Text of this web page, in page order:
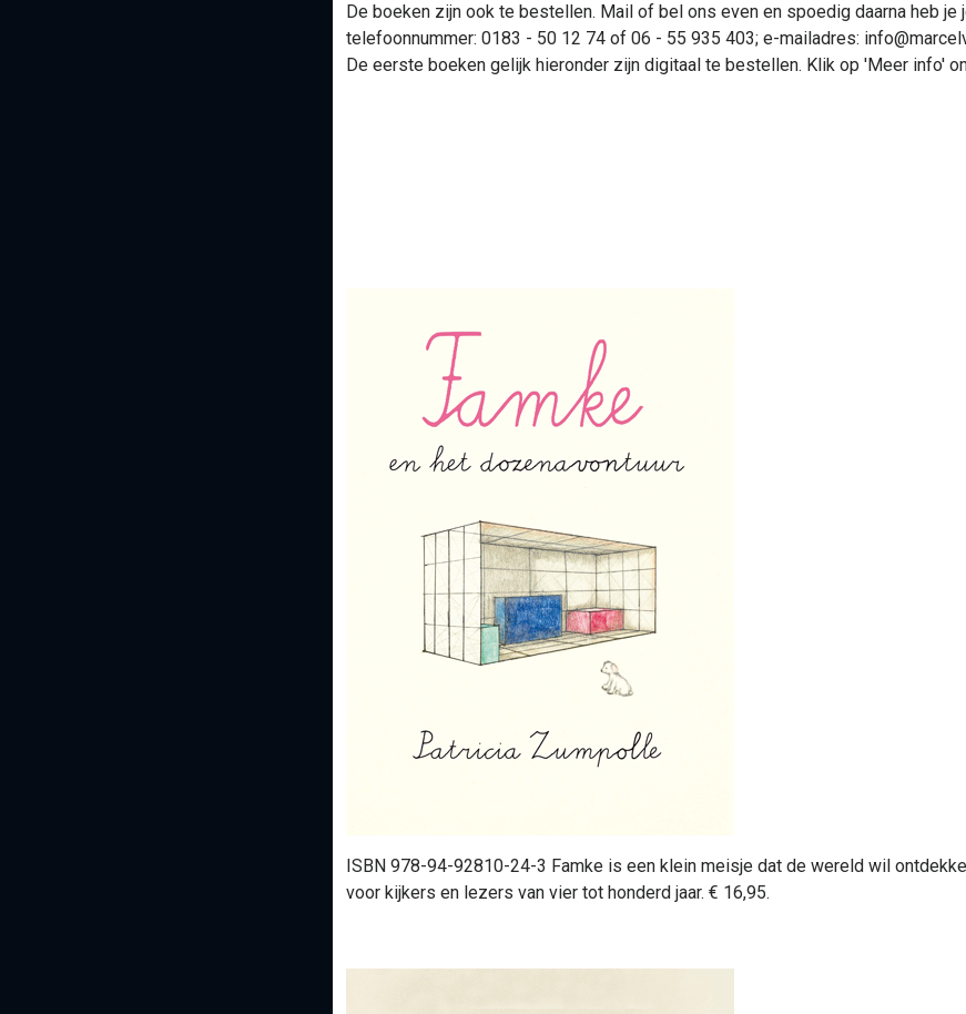
De boeken zijn ook te bestellen. Mail of bel ons even en spoedig daarna heb je
telefoonnummer: 0183 - 50 12 74 of 06 - 55 935 403; e-mailadres:
De eerste boeken gelijk hieronder zijn digitaal te bestellen. Klik op 'Meer info'
ISBN 978-94-92810-24-3 Famke is een klein meisje dat de wereld wil
voor kijkers en lezers van vier tot honderd jaar. € 16,95.